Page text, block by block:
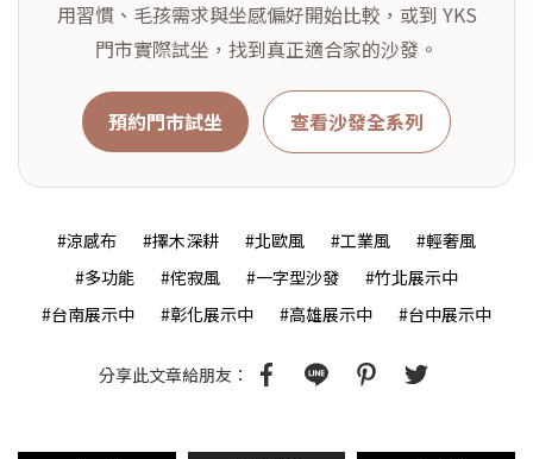
用習慣、毛孩需求與坐感偏好開始比較，或到 YKS
門市實際試坐，找到真正適合家的沙發。
預約門市試坐 查看沙發全系列
#涼感布 #擇木深耕 #北歐風 #工業風
#輕奢風
#多功能
#侘寂風 #一字型沙發
#竹北展示中
#台南展示中
#彰化展示中 #高雄展示中 #台中展示中
分享此文章給朋友：